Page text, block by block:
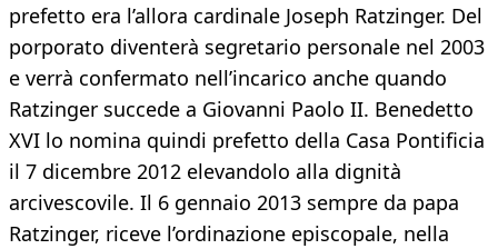
prefetto era l’allora cardinale Joseph Ratzinger. Del
porporato diventerà segretario personale nel 2003
e verrà confermato nell’incarico anche quando
Ratzinger succede a Giovanni Paolo II. Benedetto
XVI lo nomina quindi prefetto della Casa Pontificia
il 7 dicembre 2012 elevandolo alla dignità
arcivescovile. Il 6 gennaio 2013 sempre da papa
Ratzinger, riceve l’ordinazione episcopale, nella